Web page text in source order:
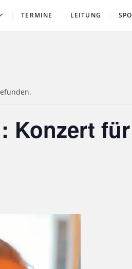
TERMINE LEITUNG
Konzert